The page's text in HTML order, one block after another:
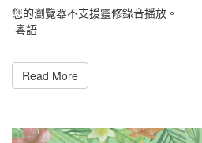
您的瀏覽器不支援靈修錄音播放。
粵語
Read More